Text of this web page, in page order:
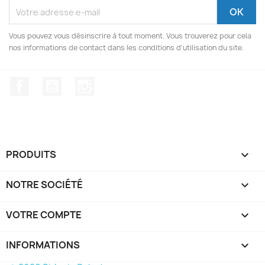
Vous pouvez vous désinscrire à tout moment. Vous trouverez pour cela
nos informations de contact dans les conditions d'utilisation du site.
PRODUITS 
NOTRE SOCIÉTÉ 
VOTRE COMPTE 
INFORMATIONS keyboard_arrow_down